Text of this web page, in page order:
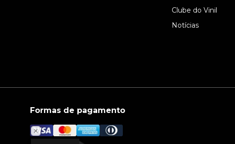
Clube do Vinil
Notícias
Formas de pagamento